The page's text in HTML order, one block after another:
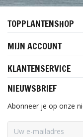
TOPPLANTENSHOP
MIJN ACCOUNT
KLANTENSERVICE
NIEUWSBRIEF
Abonneer je op onze